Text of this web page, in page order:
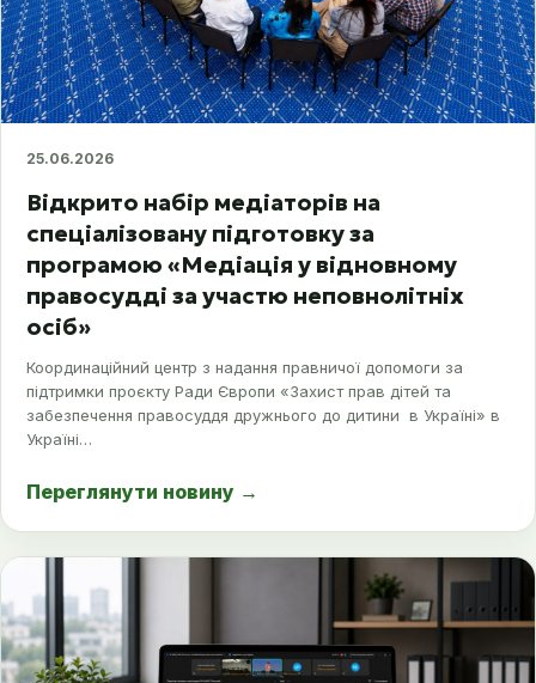
25.06.2026
Відкрито набір медіаторів на
спеціалізовану підготовку за
програмою «Медіація у відновному
правосудді за участю неповнолітніх
осіб»
Координаційний центр з надання правничої допомоги за
підтримки проєкту Ради Європи «Захист прав дітей та
забезпечення правосуддя дружнього до дитини в Україні» в
Україні…
Переглянути новину →